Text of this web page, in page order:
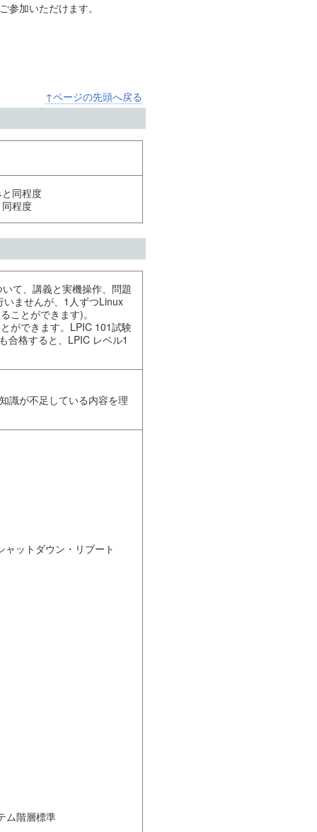
加いただけます。
↑ページの先頭へ戻る
同程度
程度
て、講義と実機操作、問題
ませんが、1人ずつLinux
ことができます)。
ができます。LPIC 101試験
合格すると、LPIC レベル1
識が不足している内容を理
ム階層標準